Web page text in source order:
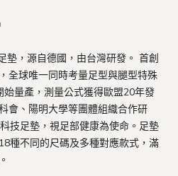
墊，源自德國，由台灣研發。 首創
全球唯一同時考量足型與腿型特殊
量產，測量公式獲得歐盟20年發
會、陽明大學等團體組織合作研
技足墊，視足部健康為使命。足墊
種不同的尺碼及多種對應款式，滿